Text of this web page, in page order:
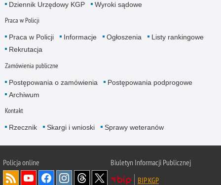
Dziennik Urzędowy KGP Wyroki sądowe
Praca w Policji
Praca w Policji Informacje Ogłoszenia
Listy rankingowe
Rekrutacja
Zamówienia publiczne
Postępowania o zamówienia
Postępowania podprogowe
Archiwum
Kontakt
Rzecznik Skargi i wnioski Sprawy weteranów
Policjaonline
Biuletyn Informacji Publicznej
BIP KGP